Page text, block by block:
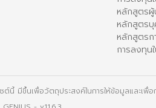
หลักสูตรผู้
หลักสูตรบุ
หลักสูตร
การลงทุน
ต์นี้ มีขึ้นเพื่อวัตถุประสงค์ในการให้ข้อมูลและเ